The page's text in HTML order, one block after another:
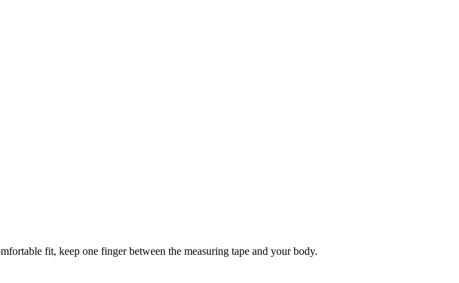
fit, keep one finger between the measuring tape and your body.